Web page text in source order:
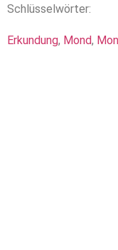
Schlüsselwörter:
Erkundung, Mond,